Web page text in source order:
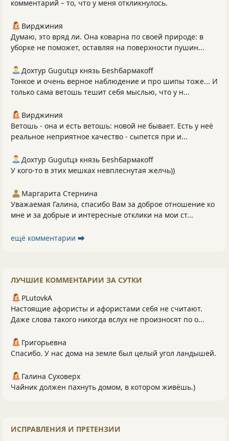
комментарий – то, что у меня откликнулось.
Вирджиния
Думаю, это вряд ли. Она коварна по своей природе: в
уборке не поможет, оставляя на поверхности пушин...
Дохтур Gugutцэ князь Беshбармакоff
Тонкое и очень верное наблюдение и про шипы тоже... И
только сама ветошь тешит себя мыслью, что у н...
Вирджиния
Ветошь - она и есть ветошь: новой не бывает. Есть у неё
реальное неприятное качество - сыпется при и...
Дохтур Gugutцэ князь Беshбармакоff
У кого-то в этих мешках невплеснутая желчь))
Маргарита Стернина
Уважаемая Галина, спасибо Вам за доброе отношение ко
мне и за добрые и интересные отклики на мои ст...
ещё комментарии ⮕
ЛУЧШИЕ КОММЕНТАРИИ ЗА СУТКИ
PLutоvkА
Настоящие афористы и афористами себя не считают.
Даже слова такого никогда вслух не произносят по о...
Григорьевна
Спасибо. У нас дома на земле был целый угол ландышей.
Галина Суховерх
Чайник должен пахнуть домом, в котором живёшь.)
ИСПРАВЛЕНИЯ И ПРЕТЕНЗИИ